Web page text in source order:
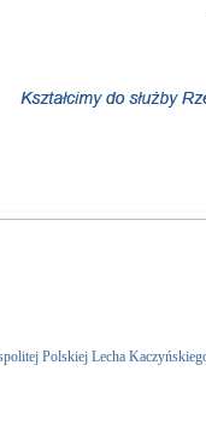
Polskiej Lecha